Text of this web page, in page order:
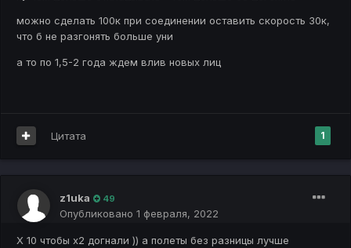
можно сделать 100к при соединении оставить скорость 30к,
что б не разгонять больше уни
а то по 1,5-2 года ждем влив новых лиц
1
Цитата
z1uka 49
Опубликовано 1 февраля, 2022
Х 10 чтобы х2 догнали )) а полеты без разницы лучше